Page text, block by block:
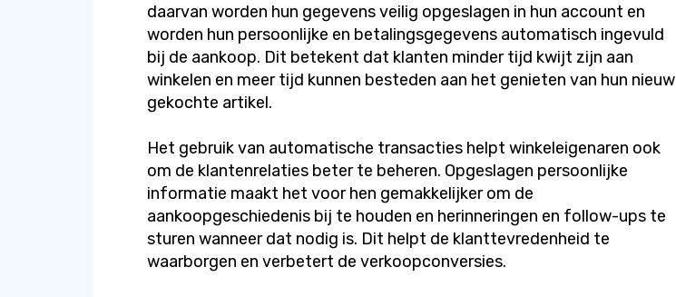
daarvan worden hun gegevens veilig opgeslagen in hun account en
worden hun persoonlijke en betalingsgegevens automatisch ingevuld
bij de aankoop. Dit betekent dat klanten minder tijd kwijt zijn aan
winkelen en meer tijd kunnen besteden aan het genieten van hun nieuw
gekochte artikel.
Het gebruik van automatische transacties helpt winkeleigenaren ook
om de klantenrelaties beter te beheren. Opgeslagen persoonlijke
informatie maakt het voor hen gemakkelijker om de
aankoopgeschiedenis bij te houden en herinneringen en follow-ups te
sturen wanneer dat nodig is. Dit helpt de klanttevredenheid te
waarborgen en verbetert de verkoopconversies.